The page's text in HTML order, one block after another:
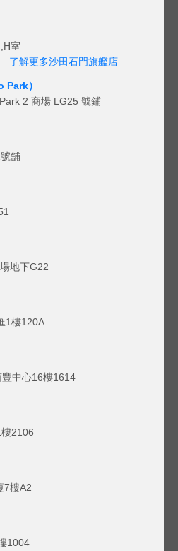
室
了解更多沙田石門旗艦店
Park）
2 商場 LG25 號鋪
舖
地下G22
1樓120A
中心16樓1614
2106
7樓A2
1004